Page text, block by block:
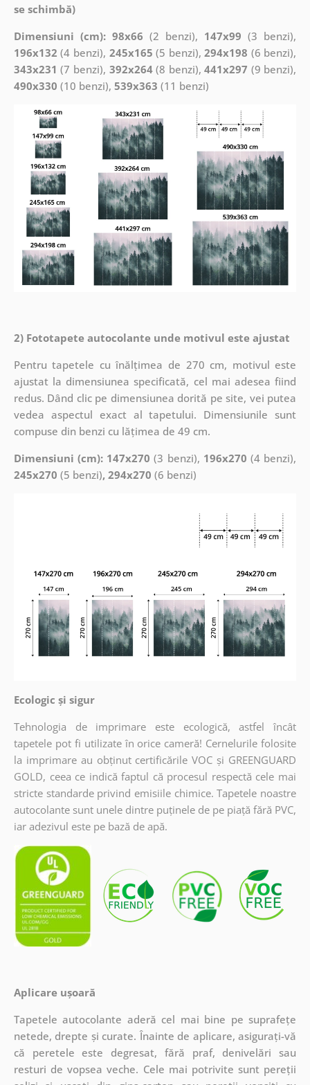
se schimbă)
Dimensiuni (cm): 98x66 (2 benzi), 147x99 (3 benzi),
196x132 (4 benzi), 245x165 (5 benzi),294x198 (6 benzi),
343x231 (7 benzi), 392x264(8 benzi),441x297 (9 benzi),
490x330 (10 benzi), 539x363 (11 benzi)
2) Fototapete autocolante unde motivul este ajustat
Pentru tapetele cu înălțimea de 270 cm, motivul este
ajustat la dimensiunea specificată, cel mai adesea fiind
redus. Dând clic pe dimensiunea dorită pe site, vei putea
vedea aspectul exact al tapetului. Dimensiunile sunt
compuse din benzi cu lățimea de 49 cm.
Dimensiuni (cm): 147x270 (3 benzi), 196x270 (4 benzi),
245x270 (5 benzi), 294x270 (6 benzi)
Ecologic și sigur
Tehnologia de imprimare este ecologică, astfel încât
tapetele pot fi utilizate în orice cameră! Cernelurile folosite
la imprimare au obținut certificările VOC și GREENGUARD
GOLD, ceea ce indică faptul că procesul respectă cele mai
stricte standarde privind emisiile chimice. Tapetele noastre
autocolante sunt unele dintre puținele de pe piață fără PVC,
iar adezivul este pe bază de apă.
Aplicare ușoară
Tapetele autocolante aderă cel mai bine pe suprafețe
netede, drepte și curate. Înainte de aplicare, asigurați-vă
că peretele este degresat, fără praf, denivelări sau
resturi de vopsea veche. Cele mai potrivite sunt pereții